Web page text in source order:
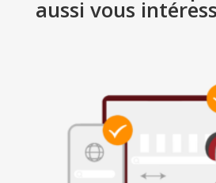
aussi vous